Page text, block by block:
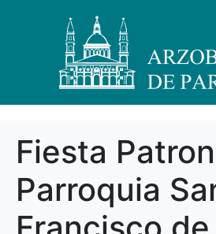
Fiesta
Parroquia